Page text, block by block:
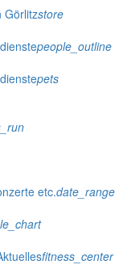
Görlitzstore
people_outline
pets
etc.date_range
fitness_center